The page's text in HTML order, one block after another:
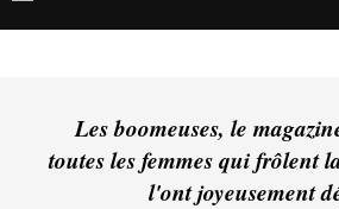
Les boomeuses, le
toutes les femmes qui frôlent
l'ont joyeusement